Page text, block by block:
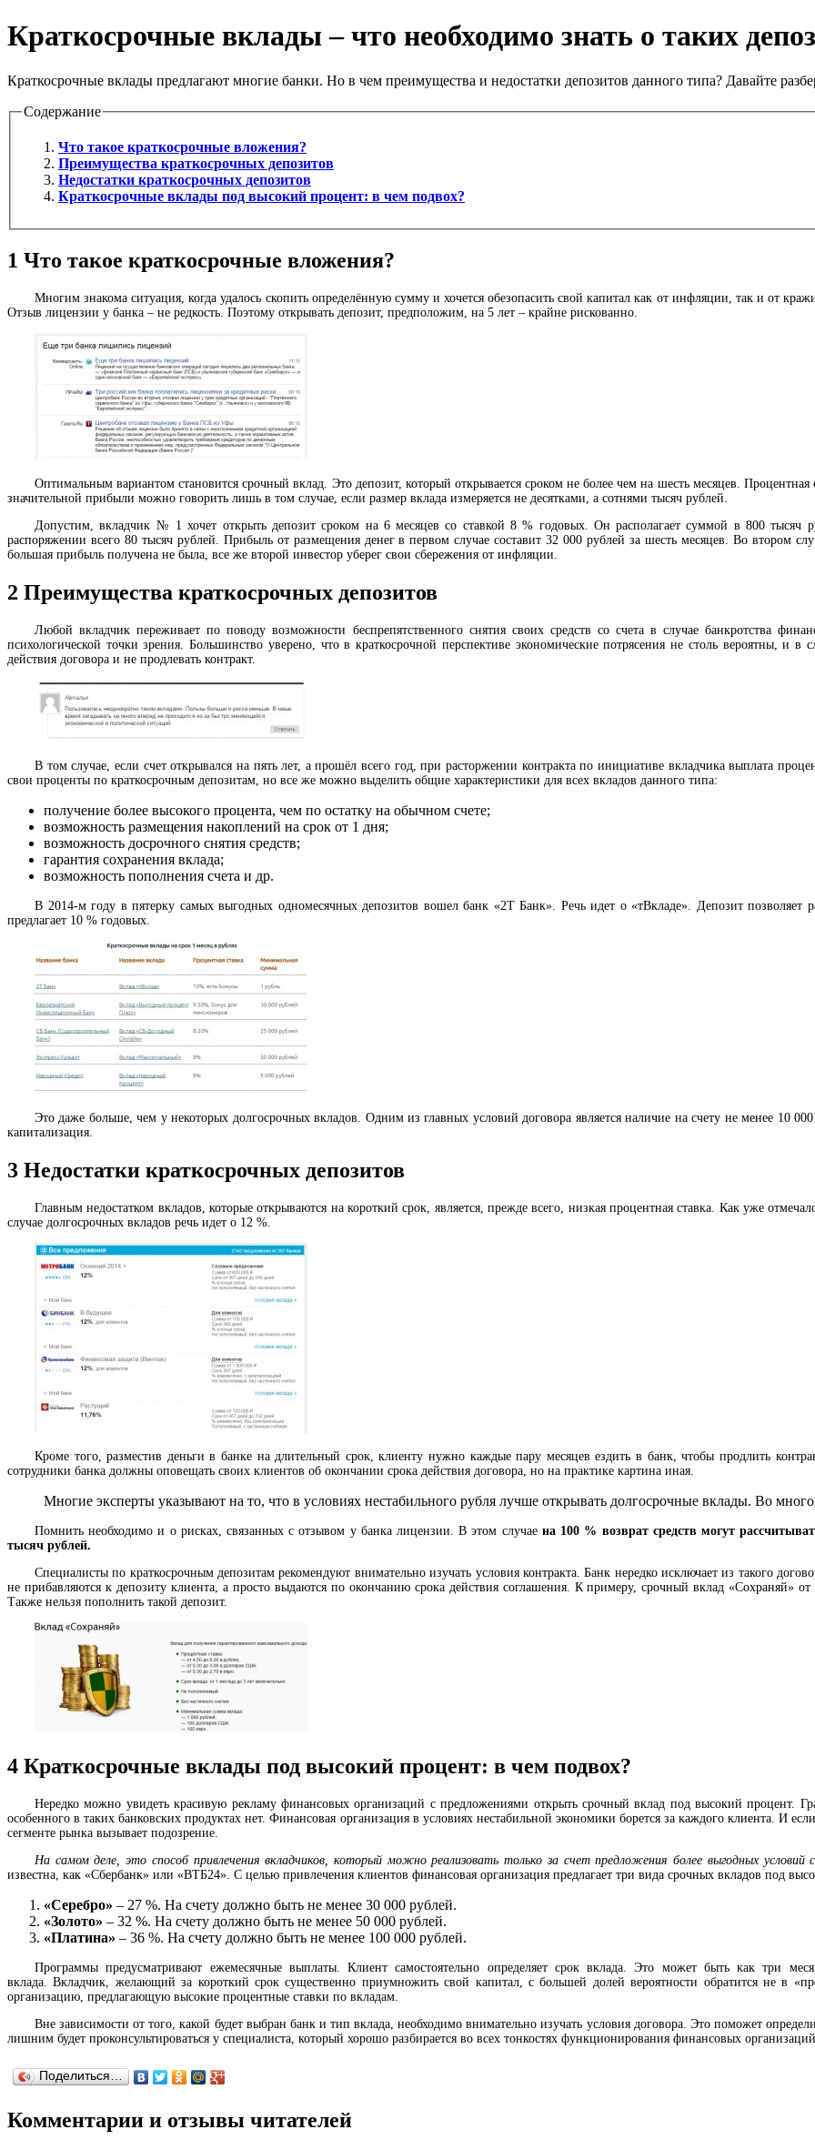
Краткосрочные вклады – что необходимо знать о таких
Краткосрочные вклады предлагают многие банки. Но в чем преимущества и недостатки депозитов данного типа? Давайте
Содержание
Что такое краткосрочные вложения?
Преимущества краткосрочных депозитов
Недостатки краткосрочных депозитов
Краткосрочные вклады под высокий процент: в чем подвох?
1 Что такое краткосрочные вложения?
Многим знакома ситуация, когда удалось скопить определённую сумму и хочется обезопасить свой капитал как от инфляции, так и от
Отзыв лицензии у банка – не редкость. Поэтому открывать депозит, предположим, на 5 лет – крайне рискованно.
Оптимальным вариантом становится срочный вклад. Это депозит, который открывается сроком не более чем на шесть месяцев.
значительной прибыли можно говорить лишь в том случае, если размер вклада измеряется не десятками, а сотнями тысяч рублей.
Допустим, вкладчик № 1 хочет открыть депозит сроком на 6 месяцев со ставкой 8 % годовых. Он располагает суммой в 800
распоряжении всего 80 тысяч рублей. Прибыль от размещения денег в первом случае составит 32 000 рублей за шесть месяцев. Во втором
большая прибыль получена не была, все же второй инвестор уберег свои сбережения от инфляции.
2 Преимущества краткосрочных депозитов
Любой вкладчик переживает по поводу возможности беспрепятственного снятия своих средств со счета в случае банкротства
психологической точки зрения. Большинство уверено, что в краткосрочной перспективе экономические потрясения не столь вероятны, и
действия договора и не продлевать контракт.
В том случае, если счет открывался на пять лет, а прошёл всего год, при расторжении контракта по инициативе вкладчика выплата
свои проценты по краткосрочным депозитам, но все же можно выделить общие характеристики для всех вкладов данного типа:
получение более высокого процента, чем по остатку на обычном счете;
возможность размещения накоплений на срок от 1 дня;
возможность досрочного снятия средств;
гарантия сохранения вклада;
возможность пополнения счета и др.
В 2014-м году в пятерку самых выгодных одномесячных депозитов вошел банк «2Т Банк». Речь идет о «тВкладе». Депозит позволяет
предлагает 10 % годовых.
Это даже больше, чем у некоторых долгосрочных вкладов. Одним из главных условий договора является наличие на счету не менее 10
капитализация.
3 Недостатки краткосрочных депозитов
Главным недостатком вкладов, которые открываются на короткий срок, является, прежде всего, низкая процентная ставка. Как уже
случае долгосрочных вкладов речь идет о 12 %.
Кроме того, разместив деньги в банке на длительный срок, клиенту нужно каждые пару месяцев ездить в банк, чтобы продлить
сотрудники банка должны оповещать своих клиентов об окончании срока действия договора, но на практике картина иная.
Многие эксперты указывают на то, что в условиях нестабильного рубля лучше открывать долгосрочные вклады. Во
Помнить необходимо и о рисках, связанных с отзывом у банка лицензии. В этом случае на 100 % возврат средств могут
тысяч рублей.
Специалисты по краткосрочным депозитам рекомендуют внимательно изучать условия контракта. Банк нередко исключает из такого
не прибавляются к депозиту клиента, а просто выдаются по окончанию срока действия соглашения. К примеру, срочный вклад «Сохраняй» от
Также нельзя пополнить такой депозит.
4 Краткосрочные вклады под высокий процент: в чем подвох?
Нередко можно увидеть красивую рекламу финансовых организаций с предложениями открыть срочный вклад под высокий процент.
особенного в таких банковских продуктах нет. Финансовая организация в условиях нестабильной экономики борется за каждого клиента. И
сегменте рынка вызывает подозрение.
На самом деле, это способ привлечения вкладчиков, который можно реализовать только за счет предложения более выгодных условий
известна, как «Сбербанк» или «ВТБ24». С целью привлечения клиентов финансовая организация предлагает три вида срочных вкладов под
«Серебро» – 27 %. На счету должно быть не менее 30 000 рублей.
«Золото» – 32 %. На счету должно быть не менее 50 000 рублей.
«Платина» – 36 %. На счету должно быть не менее 100 000 рублей.
Программы предусматривают ежемесячные выплаты. Клиент самостоятельно определяет срок вклада. Это может быть как три
вклада. Вкладчик, желающий за короткий срок существенно приумножить свой капитал, с большей долей вероятности обратится не в
организацию, предлагающую высокие процентные ставки по вкладам.
Вне зависимости от того, какой будет выбран банк и тип вклада, необходимо внимательно изучать условия договора. Это поможет
лишним будет проконсультироваться у специалиста, который хорошо разбирается во всех тонкостях функционирования финансовых
Поделиться…
Комментарии и отзывы читателей